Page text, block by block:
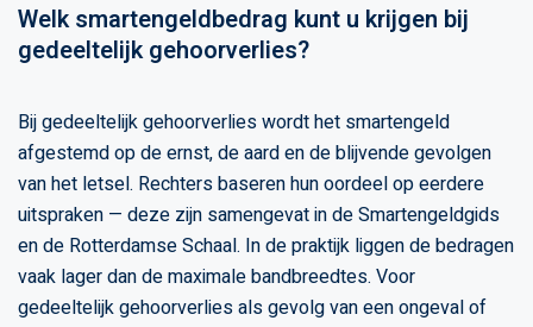
Welk smartengeldbedrag kunt u krijgen bij
gedeeltelijk gehoorverlies?
Bij gedeeltelijk gehoorverlies wordt het smartengeld
afgestemd op de ernst, de aard en de blijvende gevolgen
van het letsel. Rechters baseren hun oordeel op eerdere
uitspraken — deze zijn samengevat in de Smartengeldgids
en de Rotterdamse Schaal. In de praktijk liggen de bedragen
vaak lager dan de maximale bandbreedtes. Voor
gedeeltelijk gehoorverlies als gevolg van een ongeval of